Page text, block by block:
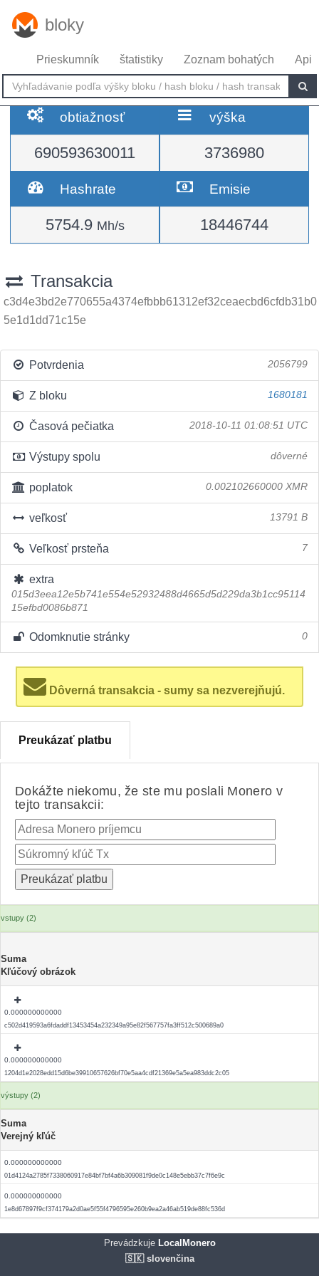
bloky
Prieskumník štatistiky Zoznam bohatých Api
obtiažnosť
690593630011
výška
3736980
Hashrate
5754.9 Mh/s
Emisie
18446744
Transakcia
c3d4e3bd2e770655a4374efbbb61312ef32ceaecbd6cfdb31b0
5e1d1dd71c15e
Potvrdenia 2056799
Z bloku 1680181
Časová pečiatka 2018-10-11 01:08:51 UTC
Výstupy spolu dôverné
poplatok 0.002102660000 XMR
veľkosť 13791 B
Veľkosť prsteňa 7
extra
015d3eea12e5b741e554e52932488d4665d5d229da3b1cc95114
15efbd0086b871
Odomknutie stránky 0
Dôverná transakcia - sumy sa nezverejňujú.
Preukázať platbu
Dokážte niekomu, že ste mu poslali Monero v
tejto transakcii:
vstupy (2)
Suma
Kľúčový obrázok
0.000000000000
c502d419593a6fdaddf13453454a232349a95e82f567757fa3ff512c500689a0
0.000000000000
1204d1e2028edd15d6be39910657626bf70e5aa4cdf21369e5a5ea983ddc2c05
výstupy (2)
Suma
Verejný kľúč
0.000000000000
01d4124a2785f7338060917e84bf7bf4a6b309081f9de0c148e5ebb37c7f6e9c
0.000000000000
1e8d67897f9cf374179a2d0ae5f55f4796595e260b9ea2a46ab519de88fc536d
PrevádzkujeLocalMonero
🇸🇰 slovenčina